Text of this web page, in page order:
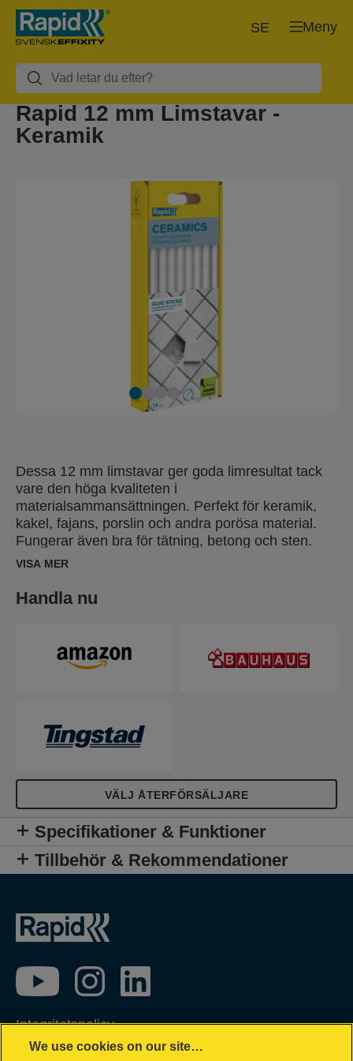
Meny
SE
Rapid 12 mm Limstavar -
Keramik
Dessa 12 mm limstavar ger goda limresultat tack
vare den höga kvaliteten i
materialsammansättningen. Perfekt för keramik,
kakel, fajans, porslin och andra porösa material.
Fungerar även bra för tätning, betong och sten.
Förpackningen innehåller 14 långa limstavar,
VISA MER
Handla nu
VÄLJ ÅTERFÖRSÄLJARE
Specifikationer & Funktioner
Tillbehör & Rekommendationer
Integritetspolicy
Garantivillkor
We use cookies on our site…